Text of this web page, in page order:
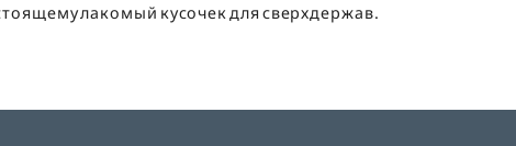
лакомый кусочек для сверхдержав.